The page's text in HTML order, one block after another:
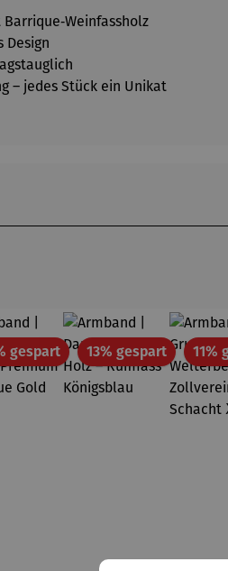
Design
– jedes Stück ein Unikat
gespartRabatt13% gespartRabatt
11%